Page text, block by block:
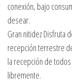
conexión, bajo
desear.
Gran nitidez Disfruta
recepción terrestre
la recepción de
libremente.